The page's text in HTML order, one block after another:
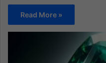
Read More »